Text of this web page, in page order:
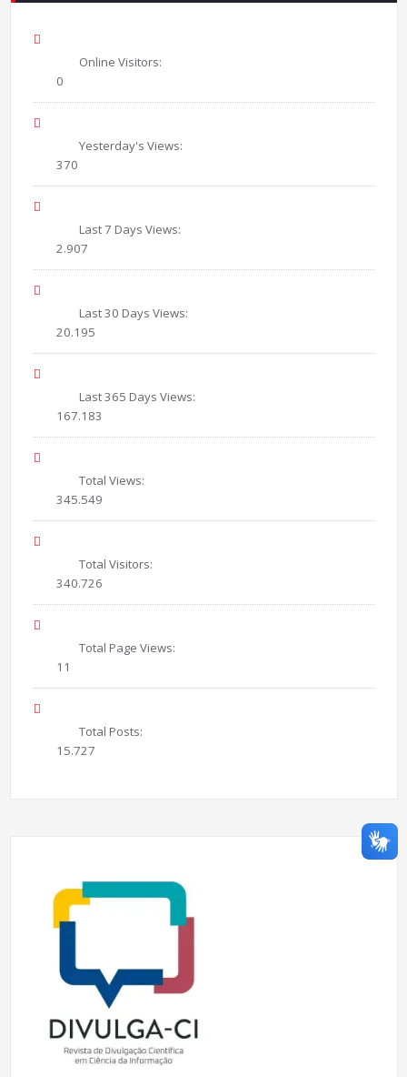
Online Visitors:
0
Yesterday's Views:
370
Last 7 Days Views:
2.907
Last 30 Days Views:
20.195
Last 365 Days Views:
167.183
Total Views:
345.549
Total Visitors:
340.726
Total Page Views:
11
Total Posts:
15.727